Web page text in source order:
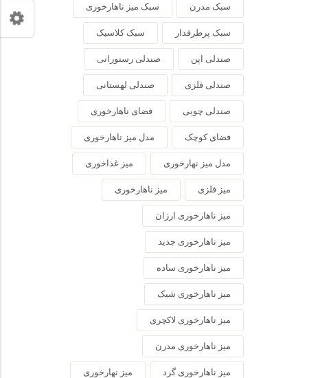
سبک مدرن سبک میز ناهارخوری
سبک پرطرفدار سبک کلاسیک
صندلی اپن صندلی رستورانی
صندلی فلزی صندلی لهستانی
صندلی چوبی فضای ناهارخوری
فضای کوچک مدل میز ناهارخوری
مدل میز نهارخوری میز غذاخوری
میز فلزی میز ناهارخوری
میز ناهارخوری ارزان
میز ناهارخوری جدید
میز ناهارخوری ساده
میز ناهارخوری شیک
میز ناهارخوری لاکچری
میز ناهارخوری مدرن
میز ناهارخوری گرد میز نهارخوری